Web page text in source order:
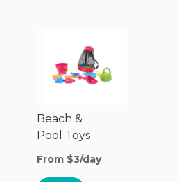
Beach &
Pool Toys
From $3/day